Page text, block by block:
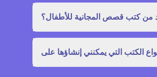
من كتب قصص المجانية للأطفال؟